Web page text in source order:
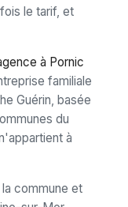
le tarif, et
à Pornic
familiale
Guérin, basée
du
à
commune et